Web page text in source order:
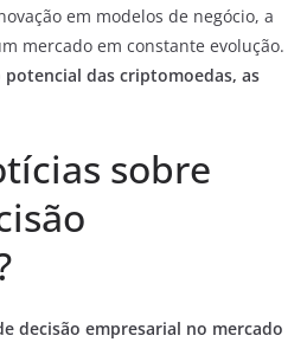
em modelos de negócio, a
mercado em constante evolução.
das criptomoedas, as
sobre
decisão empresarial no mercado